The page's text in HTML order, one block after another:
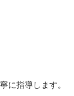
に指導します。